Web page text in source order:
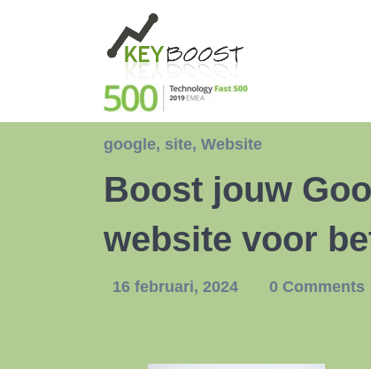
google, site, Website
Boost jouw
website voor
16 februari, 2024 0 Comments